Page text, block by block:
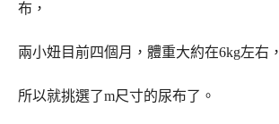
布，
兩小妞目前四個月，體重大約在6kg左右，
所以就挑選了m尺寸的尿布了。